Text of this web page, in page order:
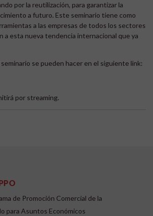
por la reutilización, para garantizar la
a futuro. Este seminario tiene como
a las empresas de todos los sectores
a esta nueva tendencia internacional que ya
se pueden hacer en el siguiente link:
por streaming.
de Promoción Comercial de la
para Asuntos Económicos